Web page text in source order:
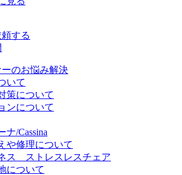
する
のお悩み解決
いて
策について
ンについて
ナ/Cassina
や修理について
ス ストレスレスチェア
について